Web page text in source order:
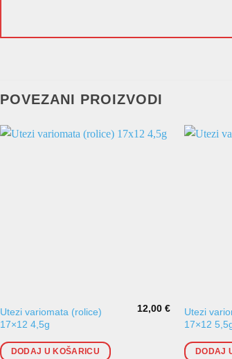
POVEZANI PROIZVODI
Utezi variomata (rolice)
17×12 4,5g
12,00€
DODAJ U KOŠARICU
Utezi
17×12
DODAJ